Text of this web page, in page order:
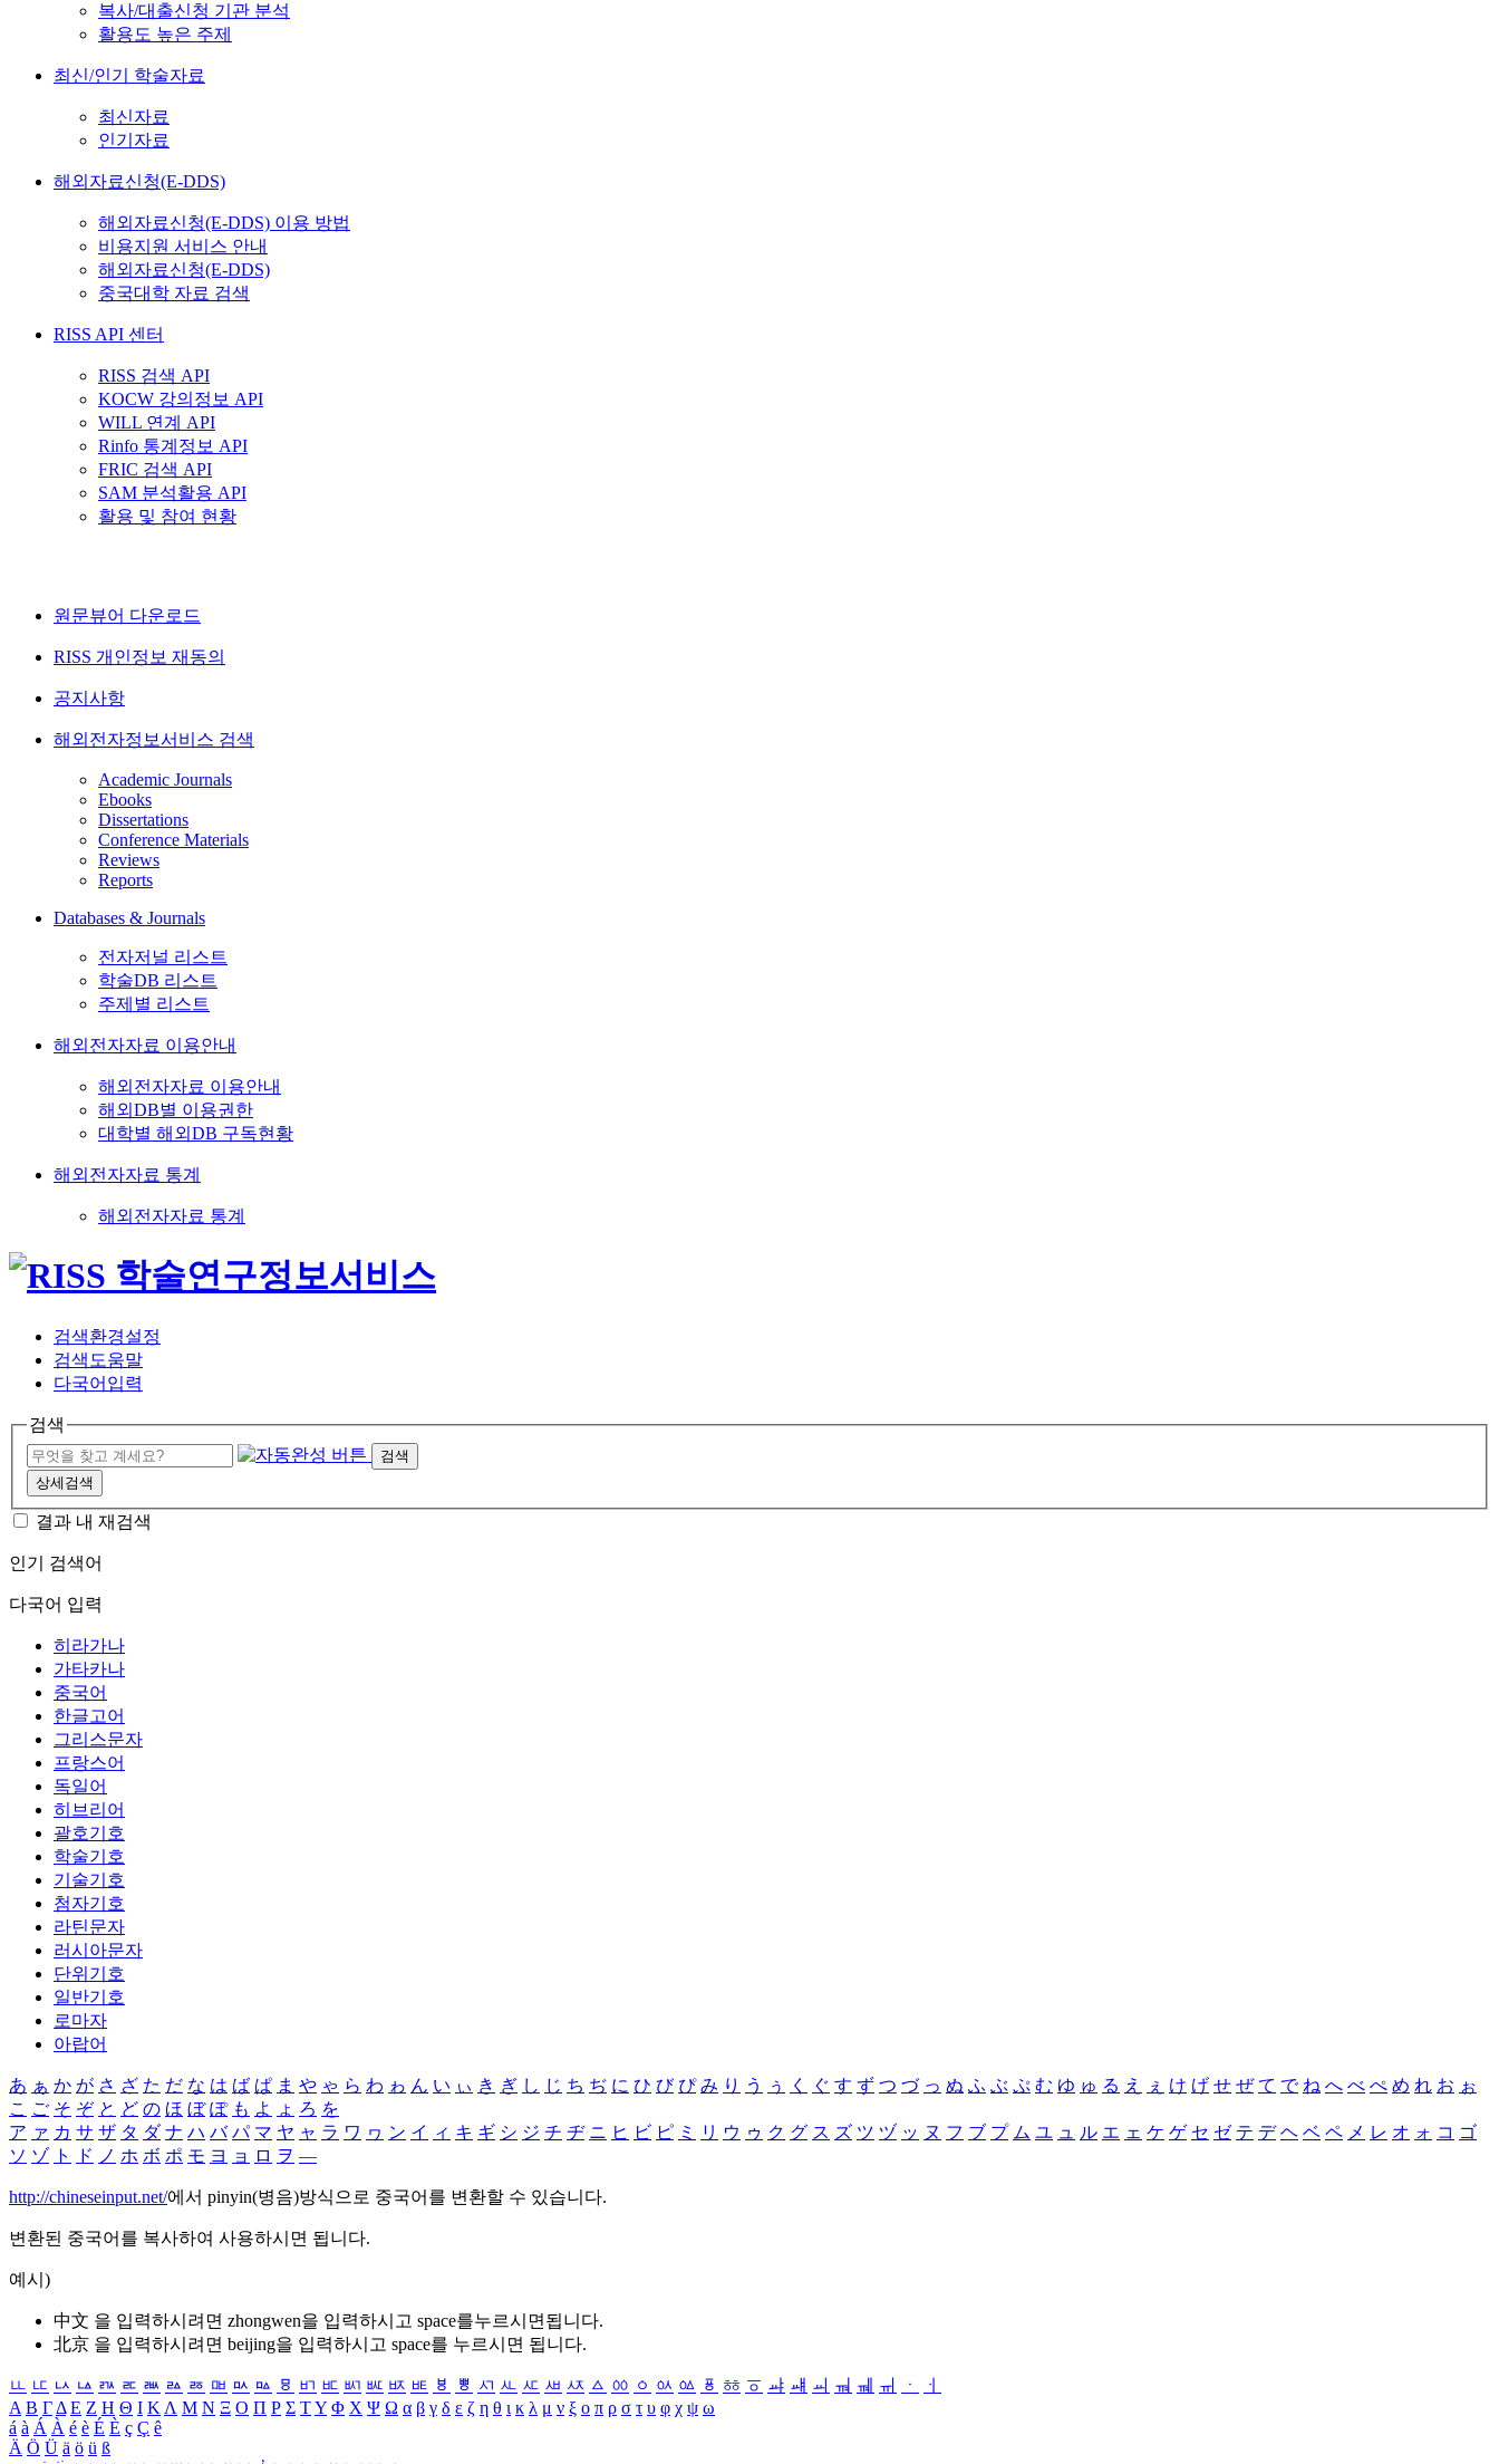
복사/대출신청 기관 분석
활용도 높은 주제
최신/인기 학술자료
최신자료
인기자료
해외자료신청(E-DDS)
해외자료신청(E-DDS) 이용 방법
비용지원 서비스 안내
해외자료신청(E-DDS)
중국대학 자료 검색
RISS API 센터
RISS 검색 API
KOCW 강의정보 API
WILL 연계 API
Rinfo 통계정보 API
FRIC 검색 API
SAM 분석활용 API
활용 및 참여 현황
원문뷰어 다운로드
RISS 개인정보 재동의
공지사항
해외전자정보서비스 검색
Academic Journals
Ebooks
Dissertations
Conference Materials
Reviews
Reports
Databases & Journals
전자저널 리스트
학술DB 리스트
주제별 리스트
해외전자자료 이용안내
해외전자자료 이용안내
해외DB별 이용권한
대학별 해외DB 구독현황
해외전자자료 통계
해외전자자료 통계
검색환경설정
검색도움말
다국어입력
검색
검색
상세검색
결과 내 재검색
인기 검색어
다국어 입력
히라가나
가타카나
중국어
한글고어
그리스문자
프랑스어
독일어
히브리어
괄호기호
학술기호
기술기호
첨자기호
라틴문자
러시아문자
단위기호
일반기호
로마자
아랍어
あ ぁ か が さ ざ た だ な は ば ぱ ま や ゃ ら わ ゎ ん い ぃ き ぎ し じ ち ぢ に ひ び ぴ み り う ぅ く ぐ す ず つ づ っ ぬ ふ ぶ ぷ む ゆ ゅ る え ぇ け げ せ ぜ て で ね へ べ ぺ め れ お ぉ
こ ご そ ぞ と ど の ほ ぼ ぽ も よ ょ ろ を
ア ァ カ サ ザ タ ダ ナ ハ バ パ マ ヤ ャ ラ ワ ヮ ン イ ィ キ ギ シ ジ チ ヂ ニ ヒ ビ ピ ミ リ ウ ゥ ク グ ス ズ ツ ヅ ッ ヌ フ ブ プ ム ユ ュ ル エ ェ ケ ゲ セ ゼ テ デ ヘ ベ ペ メ レ オ ォ コ ゴ
ソ ゾ ト ド ノ ホ ボ ポ モ ヨ ョ ロ ヲ ―
http://chineseinput.net/에서 pinyin(병음)방식으로 중국어를 변환할 수 있습니다.
변환된 중국어를 복사하여 사용하시면 됩니다.
예시)
中文 을 입력하시려면 zhongwen을 입력하시고 space를누르시면됩니다.
北京 을 입력하시려면 beijing을 입력하시고 space를 누르시면 됩니다.
ㅥ ㅦ ㅧ ㅨ ㅩ ㅪ ㅫ ㅬ ㅭ ㅮ ㅯ ㅰ ㅱ ㅲ ㅳ ㅴ ㅵ ㅶ ㅷ ㅸ ㅹ ㅺ ㅻ ㅼ ㅽ ㅾ ㅿ ㆀ ㆁ ㆂ ㆃ ㆄ ㆅ ㆆ ㆇ ㆈ ㆉ ㆊ ㆋ ㆌ ㆍ
ㆎ
Α Β ΓΔ Ε Ζ Η Θ Ι ΚΛ Μ Ν Ξ Ο Π Ρ Σ ΤΥ Φ Χ Ψ Ω α β γ δ ε ζ η θ ι κ λ μ ν ξ ο π ρ σ τ υ φ χ ψ ω
á à Á À é è É È ç Ç ê
Ä Ö Ü ä ö ü ß